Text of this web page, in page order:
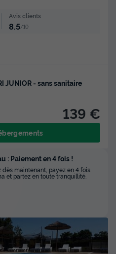
Avis clients
8.5/10
JUNIOR - sans sanitaire
139 €
: Paiement en 4 fois !
dès maintenant, payez en 4 fois
et partez en toute tranquillité.